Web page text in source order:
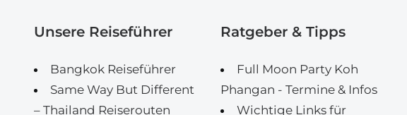
Unsere Reiseführer
Bangkok Reiseführer
Same Way But Different
– Thailand Reiserouten
Ratgeber & Tipps
Full Moon Party Koh
Phangan - Termine & Infos
Wichtige Links für